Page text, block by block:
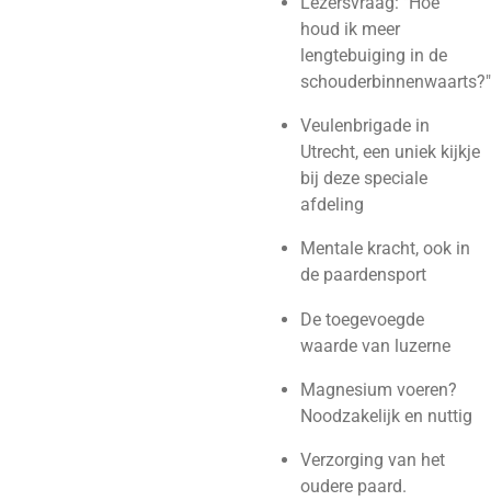
houd ik meer
lengtebuiging in de
schouderbinnenwaarts?"
Veulenbrigade in
Utrecht, een uniek kijkje
bij deze speciale
afdeling
Mentale kracht, ook in
de paardensport
De toegevoegde
waarde van luzerne
Magnesium voeren?
Noodzakelijk en nuttig
Verzorging van het
oudere paard.